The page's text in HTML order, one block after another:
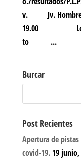
v. Jv.
19.00
to ...
Burcar
Post Recientes
Apertura de
covid-19. 19 junio,